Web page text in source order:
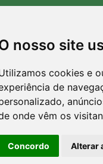
nosso site
cookies e
de
onde vêm os
Concordo Alterar
em qualquer